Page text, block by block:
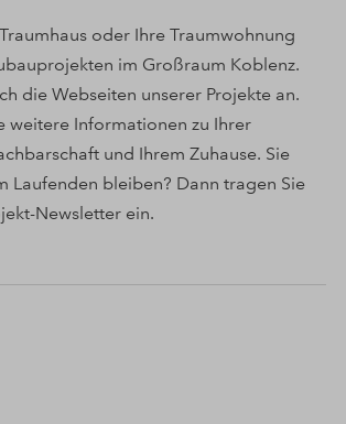
oder Ihre Traumwohnung
im Großraum Koblenz.
die Webseiten unserer Projekte an.
weitere Informationen zu Ihrer
und Ihrem Zuhause. Sie
Laufenden bleiben? Dann tragen Sie
Newsletter ein.